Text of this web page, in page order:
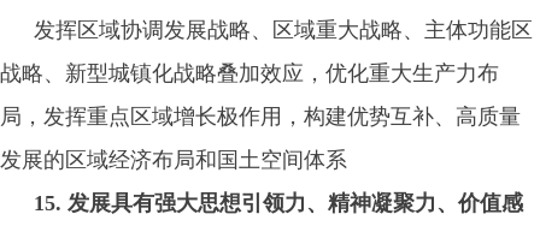
发挥区域协调发展战略、区域重大战略、主体功能区
战略、新型城镇化战略叠加效应，优化重大生产力布
局，发挥重点区域增长极作用，构建优势互补、高质量
发展的区域经济布局和国土空间体系
15. 发展具有强大思想引领力、精神凝聚力、价值感